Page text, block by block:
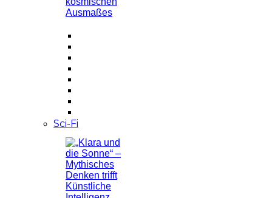
Sci-Fi